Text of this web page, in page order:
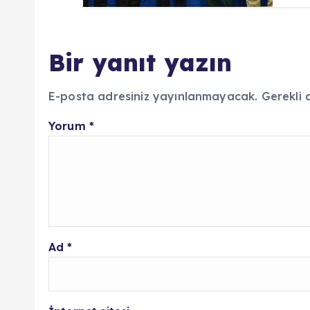
Bir yanıt yazın
E-posta adresiniz yayınlanmayacak. Gerekli
Yorum *
Ad*